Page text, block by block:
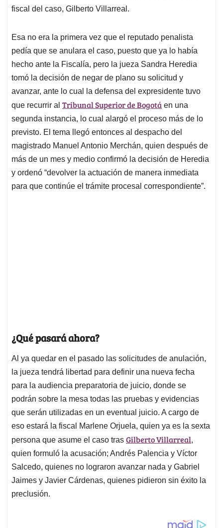
fiscal del caso, Gilberto Villarreal.
Esa no era la primera vez que el reputado penalista
pedía que se anulara el caso, puesto que ya lo había
hecho ante la Fiscalía, pero la jueza Sandra Heredia
tomó la decisión de negar de plano su solicitud y
avanzar, ante lo cual la defensa del expresidente tuvo
que recurrir al Tribunal Superior de Bogotá en una
segunda instancia, lo cual alargó el proceso más de lo
previsto. El tema llegó entonces al despacho del
magistrado Manuel Antonio Merchán, quien después de
más de un mes y medio confirmó la decisión de Heredia
y ordenó “devolver la actuación de manera inmediata
para que continúe el trámite procesal correspondiente”.
¿Qué pasará ahora?
Al ya quedar en el pasado las solicitudes de anulación,
la jueza tendrá libertad para definir una nueva fecha
para la audiencia preparatoria de juicio, donde se
podrán sobre la mesa todas las pruebas y evidencias
que serán utilizadas en un eventual juicio. A cargo de
eso estará la fiscal Marlene Orjuela, quien ya es la sexta
persona que asume el caso tras Gilberto Villarreal,
quien formuló la acusación; Andrés Palencia y Víctor
Salcedo, quienes no lograron avanzar nada y Gabriel
Jaimes y Javier Cárdenas, quienes pidieron sin éxito la
preclusión.